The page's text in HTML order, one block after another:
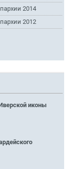
2014
2012
иконы